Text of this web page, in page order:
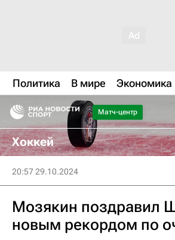
Политика В мире Экономика
Матч-центр
Хоккей
20:57 29.10.2024
Мозякин поздравил
новым рекордом по